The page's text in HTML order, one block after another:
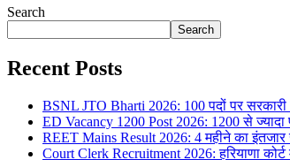
Search
Search
Recent Posts
BSNL JTO Bharti 2026: 100 पदों पर
ED Vacancy 1200 Post 2026: 1200 से ज्यादा
REET Mains Result 2026: 4 महीने का इंतजार
Court Clerk Recruitment 2026: हरियाणा